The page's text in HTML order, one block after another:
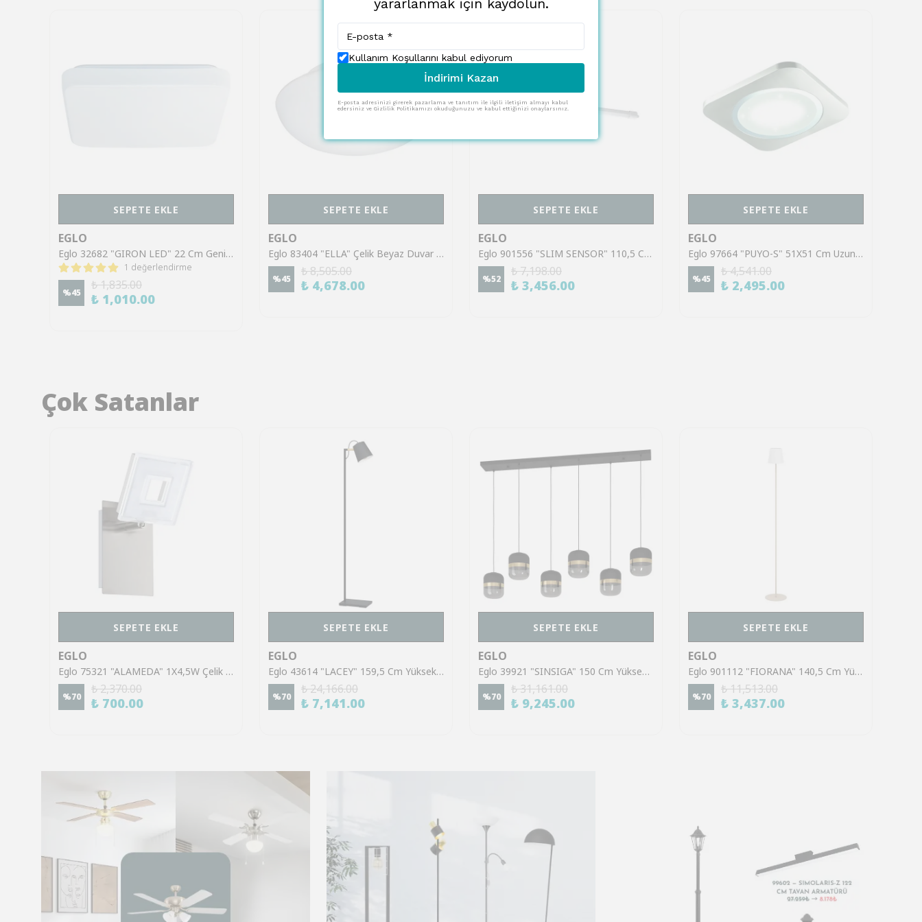
SEPETE EKLE
EGLO
Eglo 32682 "GIRON LED" 22 Cm Genişliğinde Beyaz Çelik Tavan Armatürü
1 değerlendirme
%45
₺ 1,835.00
₺ 1,010.00
SEPETE EKLE
EGLO
Eglo 83404 "ELLA" Çelik Beyaz Duvar Tavan Armatürü
%45
₺ 8,505.00
₺ 4,678.00
SEPETE EKLE
EGLO
Eglo 901556 "SLIM SENSOR" 110,5 Cm Uzunluğunda Sensörlü Plastik Beyaz Etanj Duvar Tavan Lambası Ip65
%52
₺ 7,198.00
₺ 3,456.00
SEPETE EKLE
EGLO
Eglo 97664 "PUYO-S" 51X51 Cm Uzunluğunda Nikel Mat Krom Tavan Armatürü
%45
₺ 4,541.00
₺ 2,495.00
Çok Satanlar
SEPETE EKLE
EGLO
Eglo 75321 "ALAMEDA" 1X4,5W Çelik Nikel Mat Sıva Üstü Spot
%70
₺ 2,370.00
₺ 700.00
SEPETE EKLE
EGLO
Eglo 43614 "LACEY" 159,5 Cm Yüksekliğinde Çelik, Ahşap Köşe Lambası Lambader
%70
₺ 24,166.00
₺ 7,141.00
SEPETE EKLE
EGLO
Eglo 39921 "SINSIGA" 150 Cm Yüksekliğinde Çelik Siyah Sarkıt Avize
%70
₺ 31,161.00
₺ 9,245.00
SEPETE EKLE
EGLO
Eglo 901112 "FIORANA" 140,5 Cm Yüksekliğinde Çelik Köşe Lambası Lambader
%70
₺ 11,513.00
₺ 3,437.00
yararlanmak için kaydolun.
Kullanım Koşullarını kabul ediyorum
İndirimi Kazan
E-posta adresinizi girerek pazarlama ve tanıtım ile ilgili iletişim almayı kabul
edersiniz ve Gizlilik Politikamızı okuduğunuzu ve kabul ettiğinizi onaylarsınız.